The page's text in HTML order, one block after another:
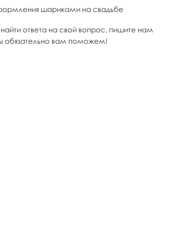
шариками на свадьбе
ответа на свой вопрос, пишите нам
обязательно вам поможем!